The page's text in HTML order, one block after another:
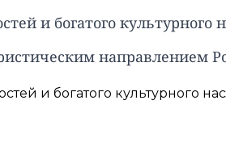
и богатого культурного
направлением